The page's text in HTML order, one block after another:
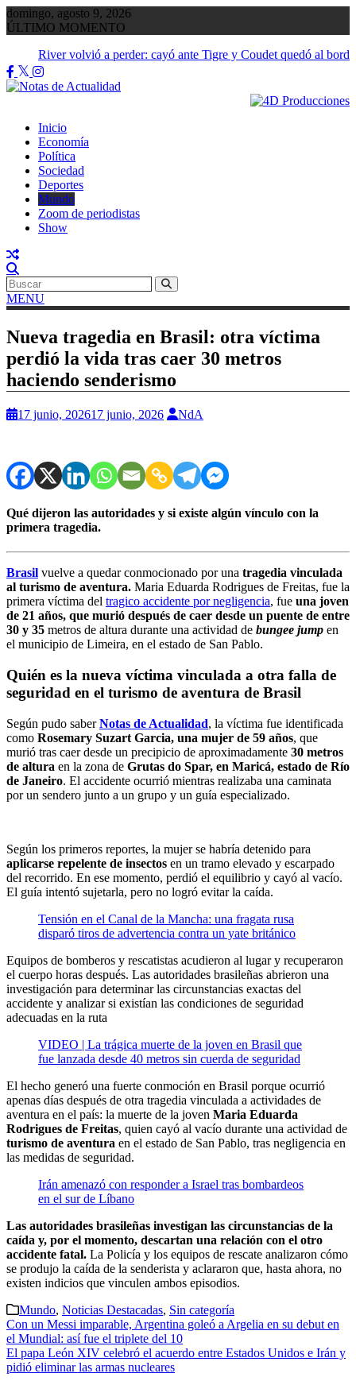
Saltar
al
domingo, agosto 9, 2026
ÚLTIMO MOMENTO
River volvió a perder: cayó ante Tigre y Coudet quedó al
abismo
Inicio
Economía
Política
Sociedad
Deportes
Mundo
Zoom de periodistas
Show
MENU
Nueva tragedia en Brasil: otra víctima
perdió la vida tras caer 30 metros
haciendo senderismo
17 junio, 202617 junio, 2026 NdA
Qué dijeron las autoridades y si existe algún vínculo con la
primera tragedia.
Brasil vuelve a quedar conmocionado por una tragedia vinculada
al turismo de aventura. Maria Eduarda Rodrigues de Freitas, fue la
primera víctima del tragico accidente por negligencia, fue una joven
de 21 años, que murió después de caer desde un puente de entre
30 y 35 metros de altura durante una actividad de bungee jump en
el municipio de Limeira, en el estado de San Pablo.
Quién es la nueva víctima vinculada a otra falla de
seguridad en el turismo de aventura de Brasil
Según pudo saberNotas de Actualidad, la víctima fue identificada
como Rosemary Suzart Garcia, una mujer de 59 años, que
murió tras caer desde un precipicio de aproximadamente 30 metros
de altura en la zona de Grutas do Spar, en Maricá, estado de Río
de Janeiro. El accidente ocurrió mientras realizaba una caminata
por un sendero junto a un grupo y un guía especializado.
Según los primeros reportes, la mujer se habría detenido para
aplicarse repelente de insectos en un tramo elevado y escarpado
del recorrido. En ese momento, perdió el equilibrio y cayó al vacío.
El guía intentó sujetarla, pero no logró evitar la caída.
Tensión en el Canal de la Mancha: una fragata rusa
disparó tiros de advertencia contra un yate británico
Equipos de bomberos y rescatistas acudieron al lugar y recuperaron
el cuerpo horas después. Las autoridades brasileñas abrieron una
investigación para determinar las circunstancias exactas del
accidente y analizar si existían las condiciones de seguridad
adecuadas en la ruta
VIDEO | La trágica muerte de la joven en Brasil que
fue lanzada desde 40 metros sin cuerda de seguridad
El hecho generó una fuerte conmoción en Brasil porque ocurrió
apenas días después de otra tragedia vinculada a actividades de
aventura en el país: la muerte de la joven Maria Eduarda
Rodrigues de Freitas, quien cayó al vacío durante una actividad de
turismo de aventura en el estado de San Pablo, tras negligencia en
las medidas de seguridad.
Irán amenazó con responder a Israel tras bombardeos
en el sur de Líbano
Las autoridades brasileñas investigan las circunstancias de la
caída y, por el momento, descartan una relación con el otro
accidente fatal. La Policía y los equipos de rescate analizaron cómo
se produjo la caída de la senderista y aclararon que, hasta ahora, no
existen indicios que vinculen ambos episodios.
Mundo, Noticias Destacadas, Sin categoría
Navegación
de
entradas
Con un Messi imparable, Argentina goleó a Argelia en su debut en
el Mundial: así fue el triplete del 10
El papa León XIV celebró el acuerdo entre Estados Unidos e Irán y
pidió eliminar las armas nucleares